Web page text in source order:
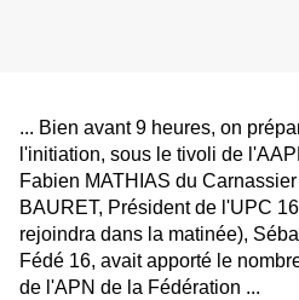
... Bien avant 9 heures, on
l'initiation, sous le tivoli de
Fabien MATHIAS du
BAURET, Président de l'UPC
rejoindra dans la matinée),
Fédé 16, avait apporté le
de l'APN de la Fédération ...